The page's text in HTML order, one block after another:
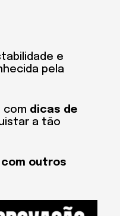
e
pela
com dicas de
a tão
outros